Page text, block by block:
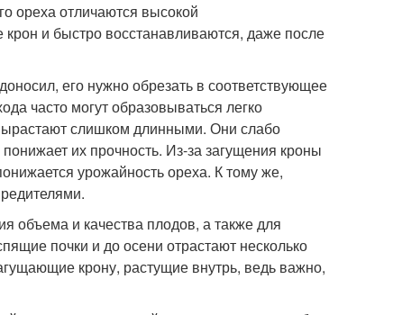
ореха отличаются высокой
и быстро восстанавливаются, даже после
его нужно обрезать в соответствующее
часто могут образовываться легко
слишком длинными. Они слабо
их прочность. Из-за загущения кроны
урожайность ореха. К тому же,
объема и качества плодов, а также для
почки и до осени отрастают несколько
крону, растущие внутрь, ведь важно,